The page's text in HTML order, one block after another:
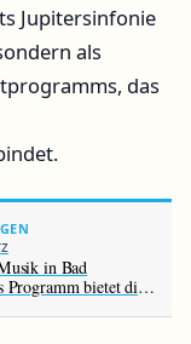
Jupitersinfonie
als
das
in Bad
Programm bietet die